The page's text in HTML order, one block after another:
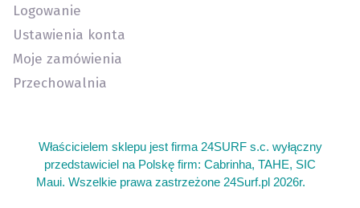
Logowanie
Ustawienia konta
Moje zamówienia
Przechowalnia
Właścicielem sklepu jest firma 24SURF s.c. wyłączny
przedstawiciel na Polskę firm: Cabrinha, TAHE, SIC
Maui. Wszelkie prawa zastrzeżone 24Surf.pl 2026r.